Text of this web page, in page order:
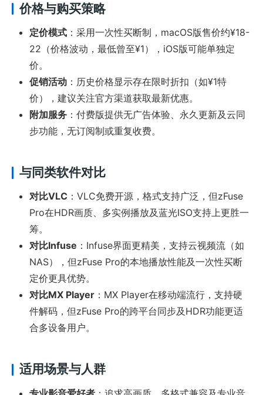
价格与购买策略
定价模式 ：采用一次性买断制，macOS版售价约¥18-
22（价格波动，最低曾至¥1），iOS版可能单独定
价。
促销活动 ：历史价格显示存在限时折扣（如¥1特
价），建议关注官方渠道获取最新优惠。
附加服务 ：付费版提供无广告体验、永久更新及云同
步功能，无订阅制或重复收费。
与同类软件对比
对比VLC ：VLC免费开源，格式支持广泛，但zFuse
Pro在HDR画质、多实例播放及蓝光ISO支持上更胜一
筹。
对比Infuse ：Infuse界面更精美，支持云视频流（如
NAS），但zFuse Pro的本地播放性能及一次性买断
定价更具优势。
对比MX Player ：MX Player在移动端流行，支持硬
件解码，但zFuse Pro的跨平台同步及HDR功能更适
合多设备用户。
适用场景与人群